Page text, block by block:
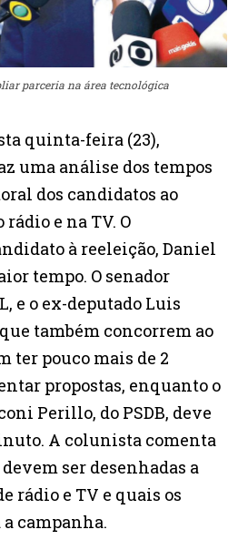
parceria na área tecnológica
quinta-feira (23),
uma análise dos tempos
dos candidatos ao
rádio e na TV. O
à reeleição, Daniel
tempo. O senador
e o ex-deputado Luis
que também concorrem ao
ter pouco mais de 2
propostas, enquanto o
Perillo, do PSDB, deve
A colunista comenta
ser desenhadas a
rádio e TV e quais os
campanha.